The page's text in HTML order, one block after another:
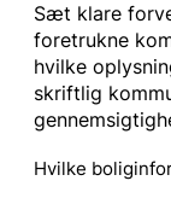
Sæt klare
foretrukne
hvilke
skriftlig
Hvilke